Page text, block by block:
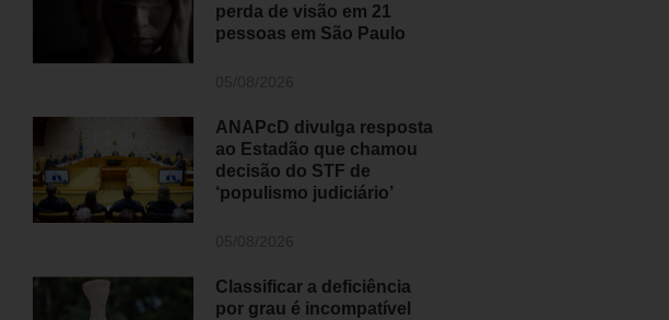
perda de visão em 21
pessoas em São Paulo
ANAPcD divulga resposta
ao Estadão que chamou
decisão do STF de
‘populismo judiciário’
Classificar a deficiência
por grau é incompatível